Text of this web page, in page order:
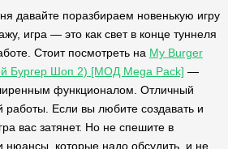
давайте поразбираем новенькую игру
игра — это как свет в конце туннеля
Стоит посмотреть на My Burger
Бургер Шоп 2) [МОД Mega Pack] —
функционалом. Отличный
работы. Если вы любите создавать и
вас затянет. Но не спешите в
нюансы, которые надо обсудить, и не